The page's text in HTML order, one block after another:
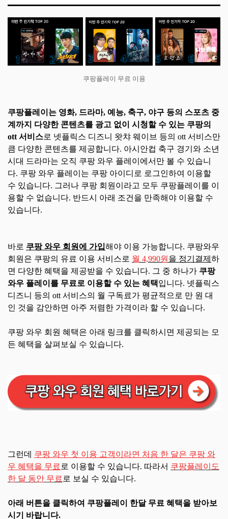
쿠팡플레이 무료 이용
쿠팡플레이는 영화, 드라마, 예능, 축구, 야구 등의 스포츠 중
계까지 다양한 콘텐츠를 광고 없이 시청할 수 있는 쿠팡의
ott 서비스로 넷플릭스 디즈니 왓챠 웨이브 등의 ott 서비스만
큼 다양한 콘텐츠를 제공합니다. 아시안컵 축구 경기와 소년
시대 드라마는 오직 쿠팡 와우 플레이에서만 볼 수 있습니
다. 쿠팡 와우 플레이는 쿠팡 아이디로 로그인하여 이용할
수 있습니다. 그러나 쿠팡 회원이라고 모두 쿠팡플레이를 이
용할 수 없습니다. 반드시 아래 조건을 만족해야 이용할 수
있습니다.
바로 쿠팡 와우 회원에 가입해야 이용 가능합니다. 쿠팡와우
회원은 쿠팡의 유료 이용 서비스로 월 4,990원 을 정기결제 하
면 다양한 혜택을 제공받을 수 있습니다. 그 중 하나가 쿠팡
와우 플레이를 무료로 이용할 수 있는 혜택입니다. 넷플릭스
디즈니 등의 ott 서비스의 월 구독료가 평균적으로 만 원 대
인 것을 감안하면 아주 저렴한 가격이라 할 수 있습니다.
쿠팡 와우 회원 혜택은 아래 링크를 클릭하시면 제공되는 모
든 혜택을 살펴보실 수 있습니다.
그런데 쿠팡 와우 첫 이용 고객이라면 처음 한 달은 쿠팡 와
우 혜택을 무료 로 이용할 수 있습니다. 따라서 쿠팡플레이도
한 달 동안 무료 로 보실 수 있습니다.
아래 버튼을 클릭하여 쿠팡플레이 한달 무료 혜택을 받아보
시기 바랍니다.